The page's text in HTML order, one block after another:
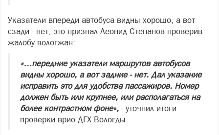
Указатели впереди автобуса видны хорошо, а вот
сзади - нет, это признал Леонид Степанов проверив
жалобу вологжан:
«…передние указатели маршрутов автобусов
видны хорошо, а вот задние - нет. Дал указание
исправить это для удобства пассажиров. Номер
должен быть или крупнее, или располагаться на
более контрастном фоне», - уточнил итоги
проверки врио ДГХ Вологды.